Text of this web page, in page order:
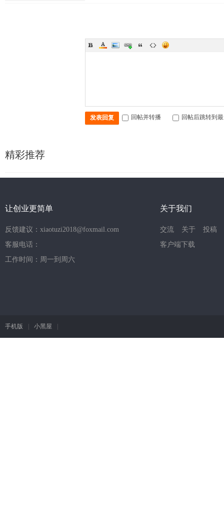
发表回复 回帖并转播 回帖后跳转到
精彩推荐
让创业更简单
反馈建议：xiaotuzi2018@foxmail.com
客服电话：
工作时间：周一到周六
关于我们
交流 关于
投稿
客户端下载
手机版 | 小黑屋 |